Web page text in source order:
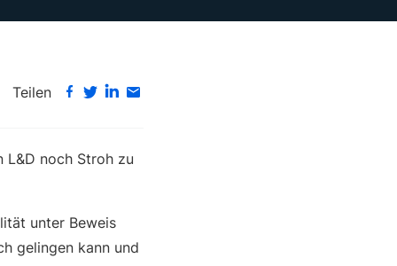
Teilen
noch Stroh zu
unter Beweis
gelingen kann und